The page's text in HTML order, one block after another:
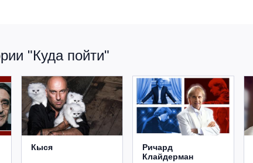
"Куда пойти"
Кыся
Ричард
Клайдерман